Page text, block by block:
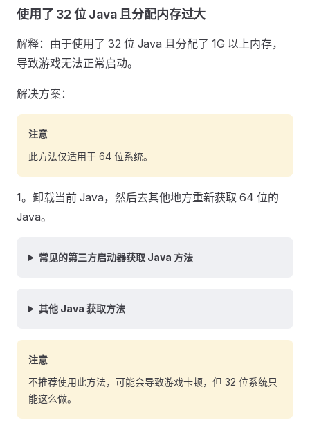
使用了 32 位 Java 且分配内存过大
解释：由于使用了 32 位 Java 且分配了 1G 以上内存，
导致游戏无法正常启动。
解决方案：
注意
此方法仅适用于 64 位系统。
1。卸载当前 Java，然后去其他地方重新获取 64 位的
Java。
常见的第三方启动器获取 Java 方法
其他 Java 获取方法
注意
不推荐使用此方法，可能会导致游戏卡顿，但 32 位系统只
能这么做。